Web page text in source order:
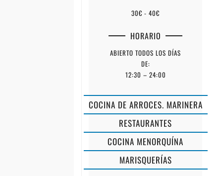
30€ - 40€
HORARIO
ABIERTO TODOS LOS DÍAS
DE:
12:30 – 24:00
COCINA DE ARROCES. MARINERA
RESTAURANTES
COCINA MENORQUÍNA
MARISQUERÍAS